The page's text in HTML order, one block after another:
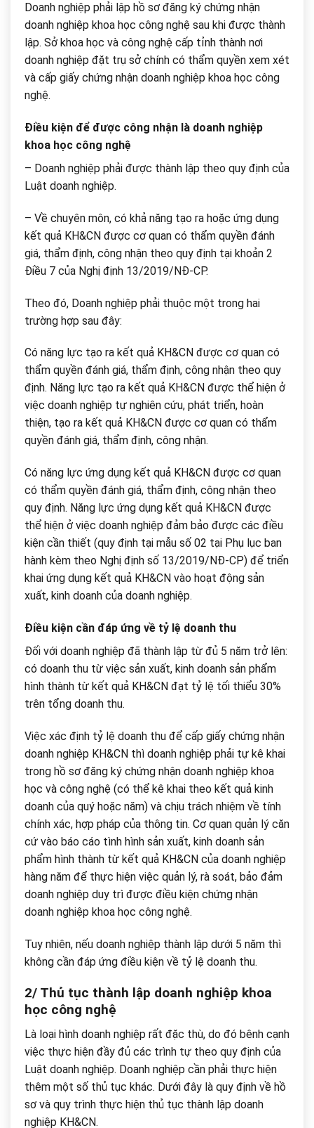
Doanh nghiệp phải lập hồ sơ đăng ký chứng nhận
doanh nghiệp khoa học công nghệ sau khi được thành
lập. Sở khoa học và công nghệ cấp tỉnh thành nơi
doanh nghiệp đặt trụ sở chính có thẩm quyền xem xét
và cấp giấy chứng nhận doanh nghiệp khoa học công
nghệ.
Điều kiện để được công nhận là doanh nghiệp
khoa học công nghệ
– Doanh nghiệp phải được thành lập theo quy định của
Luật doanh nghiệp.
– Về chuyên môn, có khả năng tạo ra hoặc ứng dụng
kết quả KH&CN được cơ quan có thẩm quyền đánh
giá, thẩm định, công nhận theo quy định tại khoản 2
Điều 7 của Nghị định 13/2019/NĐ-CP.
Theo đó, Doanh nghiệp phải thuộc một trong hai
trường hợp sau đây:
Có năng lực tạo ra kết quả KH&CN được cơ quan có
thẩm quyền đánh giá, thẩm định, công nhận theo quy
định. Năng lực tạo ra kết quả KH&CN được thể hiện ở
việc doanh nghiệp tự nghiên cứu, phát triển, hoàn
thiện, tạo ra kết quả KH&CN được cơ quan có thẩm
quyền đánh giá, thẩm định, công nhận.
Có năng lực ứng dụng kết quả KH&CN được cơ quan
có thẩm quyền đánh giá, thẩm định, công nhận theo
quy định. Năng lực ứng dụng kết quả KH&CN được
thể hiện ở việc doanh nghiệp đảm bảo được các điều
kiện cần thiết (quy định tại mẫu số 02 tại Phụ lục ban
hành kèm theo Nghị định số 13/2019/NĐ-CP) để triển
khai ứng dụng kết quả KH&CN vào hoạt động sản
xuất, kinh doanh của doanh nghiệp.
Điều kiện cần đáp ứng về tỷ lệ doanh thu
Đối với doanh nghiệp đã thành lập từ đủ 5 năm trở lên:
có doanh thu từ việc sản xuất, kinh doanh sản phẩm
hình thành từ kết quả KH&CN đạt tỷ lệ tối thiểu 30%
trên tổng doanh thu.
Việc xác định tỷ lệ doanh thu để cấp giấy chứng nhận
doanh nghiệp KH&CN thì doanh nghiệp phải tự kê khai
trong hồ sơ đăng ký chứng nhận doanh nghiệp khoa
học và công nghệ (có thể kê khai theo kết quả kinh
doanh của quý hoặc năm) và chịu trách nhiệm về tính
chính xác, hợp pháp của thông tin. Cơ quan quản lý căn
cứ vào báo cáo tình hình sản xuất, kinh doanh sản
phẩm hình thành từ kết quả KH&CN của doanh nghiệp
hàng năm để thực hiện việc quản lý, rà soát, bảo đảm
doanh nghiệp duy trì được điều kiện chứng nhận
doanh nghiệp khoa học công nghệ.
Tuy nhiên, nếu doanh nghiệp thành lập dưới 5 năm thì
không cần đáp ứng điều kiện về tỷ lệ doanh thu.
2/ Thủ tục thành lập doanh nghiệp khoa
học công nghệ
Là loại hình doanh nghiệp rất đặc thù, do đó bênh cạnh
việc thực hiện đầy đủ các trình tự theo quy định của
Luật doanh nghiệp. Doanh nghiệp cần phải thực hiện
thêm một số thủ tục khác. Dưới đây là quy định về hồ
sơ và quy trình thực hiện thủ tục thành lập doanh
nghiệp KH&CN.